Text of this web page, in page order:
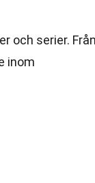
och serier.
inom